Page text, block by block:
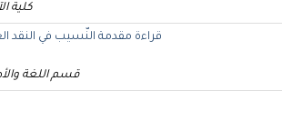
كلية
قراءة مقدمة النّسيب في النقد
قسم اللغة